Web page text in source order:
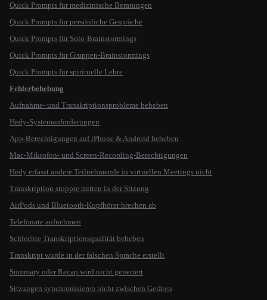
Quick Prompts für medizinische Beratungen
Quick Prompts für persönliche Gespräche
Quick Prompts für Solo-Brainstormings
Quick Prompts für Gruppen-Brainstormings
Quick Prompts für spirituelle Lehre
Fehlerbehebung
Aufnahme- und Transkriptionsprobleme beheben
Hedy-Systemanforderungen
App-Berechtigungen auf iPhone & Android beheben
Mac-Mikrofon- und Screen-Recording-Berechtigungen
Hedy erfasst andere Teilnehmende in virtuellen Meetings nicht
Transkription stoppte mitten in der Sitzung
AirPods und Bluetooth-Kopfhörer brechen ab
Telefonate aufnehmen
Schlechte Transkriptionsqualität beheben
Transkript wurde in der falschen Sprache erstellt
Summary oder Recap wird nicht generiert
Sitzungen synchronisieren nicht zwischen Geräten